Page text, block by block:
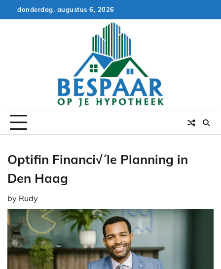
to
donderdag, augustus 6, 2026
Optifin Financi√´le Planning in
Den Haag
by Rudy